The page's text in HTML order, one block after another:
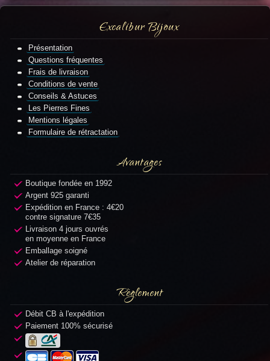
Excalibur Bijoux
Présentation
Questions fréquentes
Frais de livraison
Conditions de vente
Conseils & Astuces
Les Pierres Fines
Mentions légales
Formulaire de rétractation
Avantages
Boutique fondée en 1992
Argent 925 garanti
Expédition en France : 4€20
contre signature 7€35
Livraison 4 jours ouvrés
en moyenne en France
Emballage soigné
Atelier de réparation
Règlement
Débit CB à l'expédition
Paiement 100% sécurisé